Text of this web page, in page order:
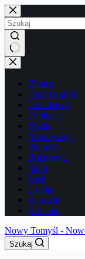
Przejdź
do
treści
Brak
wyników
Biznes
Dom i ogród
Doradztwo
Edukacja
Moda
Motoryzacja
Podróże
Rozrywka
Sport
Tech
Uroda
Zdrowie
Kontakt
Nowy Tomyśl -
Szukaj